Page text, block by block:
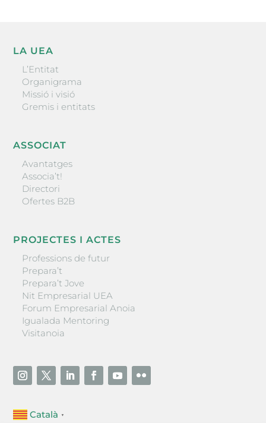
LA UEA
L’Entitat
Organigrama
Missió i visió
Gremis i entitats
ASSOCIAT
Avantatges
Associa’t!
Directori
Ofertes B2B
PROJECTES I ACTES
Professions de futur
Prepara’t
Prepara’t Jove
Nit Empresarial UEA
Forum Empresarial Anoia
Igualada Mentoring
Visitanoia
Català ▼